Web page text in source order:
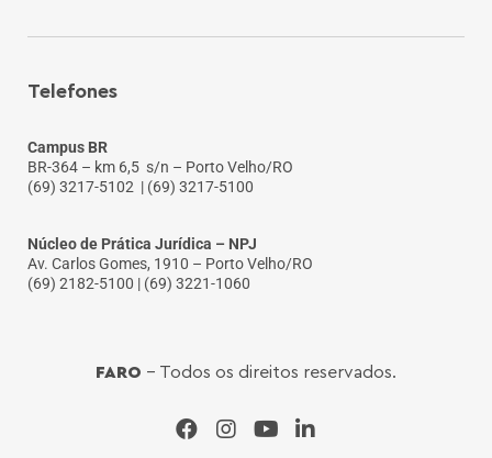
Telefones
Campus BR
BR-364 – km 6,5 s/n – Porto Velho/RO
(69) 3217-5102 | (69) 3217-5100
Núcleo de Prática Jurídica – NPJ
Av. Carlos Gomes, 1910 – Porto Velho/RO
(69) 2182-5100 | (69) 3221-1060
FARO - Todos os direitos reservados.